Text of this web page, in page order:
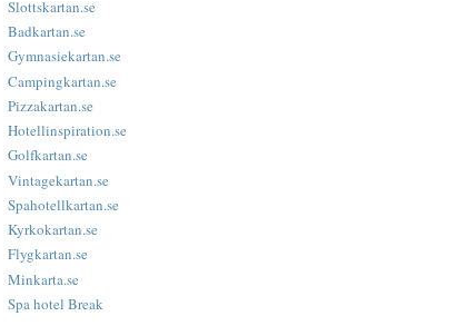
Slottskartan.se
Badkartan.se
Gymnasiekartan.se
Campingkartan.se
Pizzakartan.se
Hotellinspiration.se
Golfkartan.se
Vintagekartan.se
Spahotellkartan.se
Kyrkokartan.se
Flygkartan.se
Minkarta.se
Spa hotel Break